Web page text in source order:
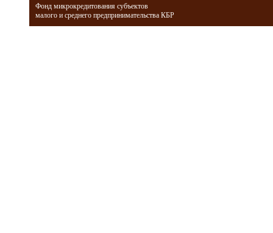
Фонд микрокредитования субъектов
малого и среднего предпринимательства КБР